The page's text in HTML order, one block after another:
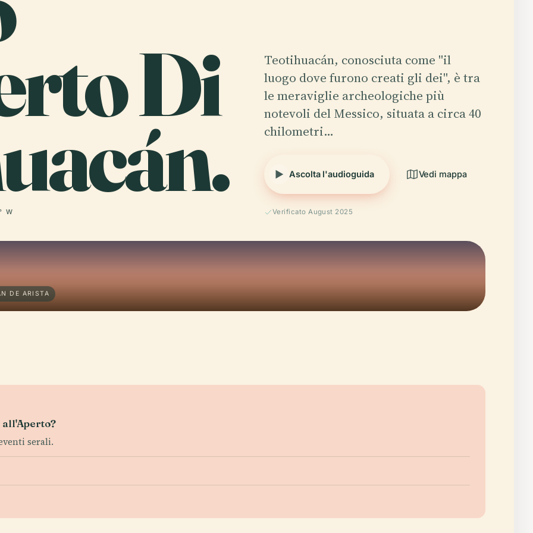
Di
W
Teotihuacán, conosciuta come "il
luogo dove furono creati gli dei", è tra
le meraviglie archeologiche più
notevoli del Messico, situata a circa 40
chilometri…
Ascolta l'audioguida Vedi mappa
Verificato August 2025
DE ARISTA
serali.